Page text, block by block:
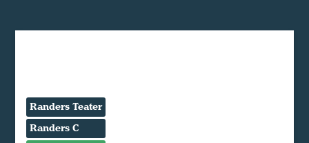
Randers Teater
Randers C